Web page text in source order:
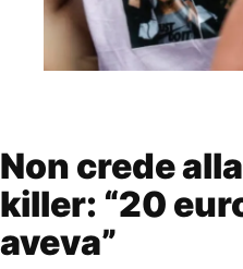
Non crede
killer: “20
aveva”